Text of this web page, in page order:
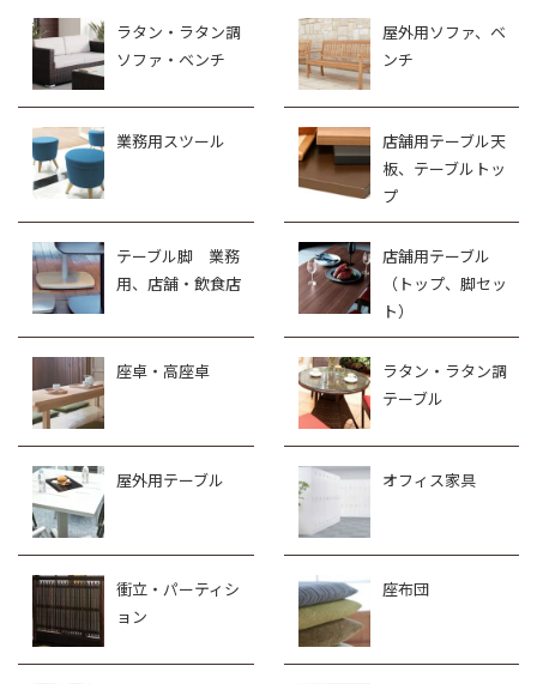
ラタン・ラタン調
ソファ・ベンチ
屋外用ソファ、ベ
ンチ
業務用スツール
店舗用テーブル天
板、テーブルトッ
プ
テーブル脚 業務
用、店舗・飲食店
店舗用テーブル
（トップ、脚セッ
ト）
座卓・高座卓
ラタン・ラタン調
テーブル
屋外用テーブル オフィス家具
衝立・パーティシ
ョン
座布団